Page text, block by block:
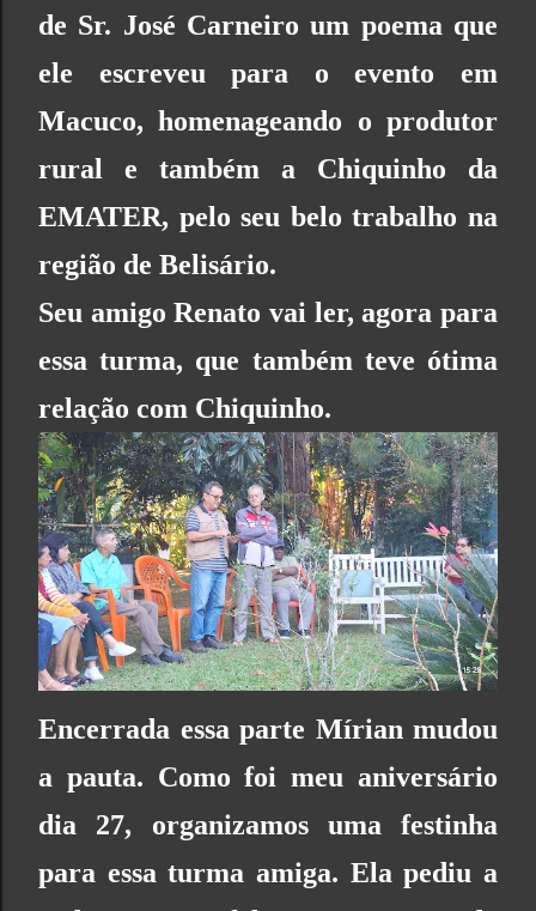
de Sr. José Carneiro um poema que
ele escreveu para o evento em
Macuco, homenageando o produtor
rural e também a Chiquinho da
EMATER, pelo seu belo trabalho na
região de Belisário.
Seu amigo Renato vai ler, agora para
essa turma, que também teve ótima
relação com Chiquinho.
Encerrada essa parte Mírian mudou
a pauta. Como foi meu aniversário
dia 27, organizamos uma festinha
para essa turma amiga. Ela pediu a